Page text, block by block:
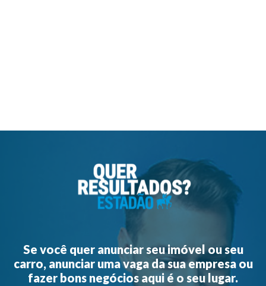
Se você quer anunciar seu imóvel ou seu
carro, anunciar uma vaga da sua empresa ou
fazer bons negócios aqui é o seu lugar.